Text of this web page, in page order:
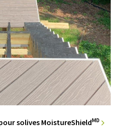
solives MoistureShieldMD